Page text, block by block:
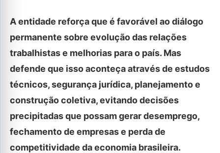
A entidade reforça que é favorável ao diálogo
permanente sobre evolução das relações
trabalhistas e melhorias para o país. Mas
defende que isso aconteça através de estudos
técnicos, segurança jurídica, planejamento e
construção coletiva, evitando decisões
precipitadas que possam gerar desemprego,
fechamento de empresas e perda de
competitividade da economia brasileira.